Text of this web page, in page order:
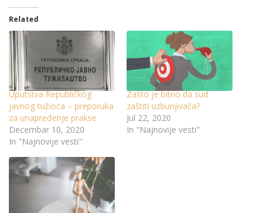
Related
Uputstva Republičkog
javnog tužioca – preporuka
za unapređenje prakse
Decembar 10, 2020
In "Najnovije vesti"
Zašto je bitno da sud
zaštiti uzbunjivača?
Jul 22, 2020
In "Najnovije vesti"